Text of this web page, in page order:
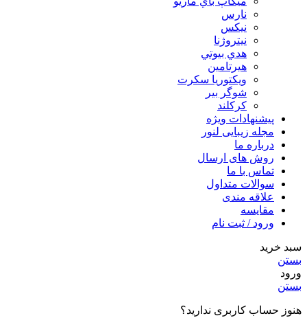
نارس
نيكس
نیتروژنا
هدي بيوتي
هیرتامین
ویکتوریا سکرت
شوگر بير
کرکلند
پیشنهادات ویژه
مجله زیبایی لنور
درباره ما
روش های ارسال
تماس با ما
سوالات متداول
علاقه مندی
مقایسه
ورود / ثبت نام
سبد خرید
بستن
ورود
بستن
هنوز حساب کاربری ندارید؟